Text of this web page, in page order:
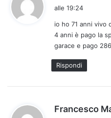
alle 19:24
io ho 71 anni vivo
4 anni è pago la
garace e pago
Rispondi
Francesco